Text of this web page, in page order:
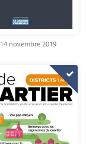
novembre 2019